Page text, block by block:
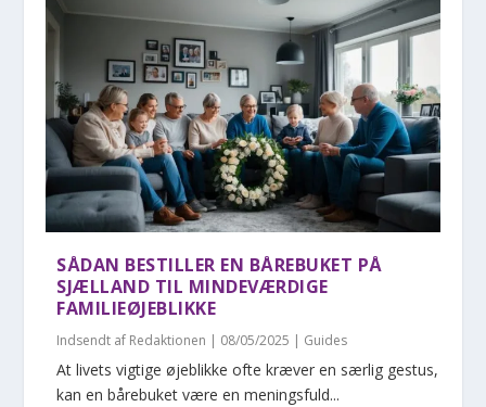
SÅDAN BESTILLER EN BÅREBUKET PÅ
SJÆLLAND TIL MINDEVÆRDIGE
FAMILIEØJEBLIKKE
Indsendt af Redaktionen | 08/05/2025 | Guides
At livets vigtige øjeblikke ofte kræver en særlig gestus,
kan en bårebuket være en meningsfuld...